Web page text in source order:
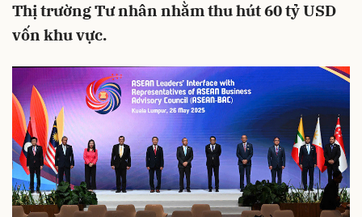
Thị trường Tư nhân nhằm thu hút 60 tỷ USD
vốn khu vực.
Hủy